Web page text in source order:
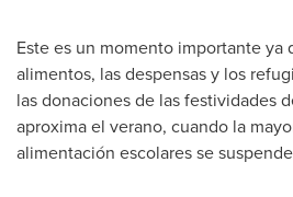
Este es un momento importante ya
alimentos, las despensas y los
las donaciones de las festividades
aproxima el verano, cuando la
alimentación escolares se